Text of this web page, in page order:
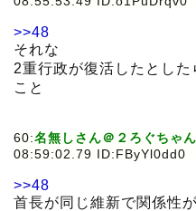
>>48
それな
2重行政が復活したとし
こと
60:名無しさん＠２ろぐちゃ
08:59:02.79 ID:FByYl0dd0
>>48
首長が同じ維新で関係性